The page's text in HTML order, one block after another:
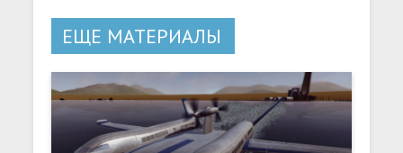
ЕЩЕ МАТЕРИАЛЫ